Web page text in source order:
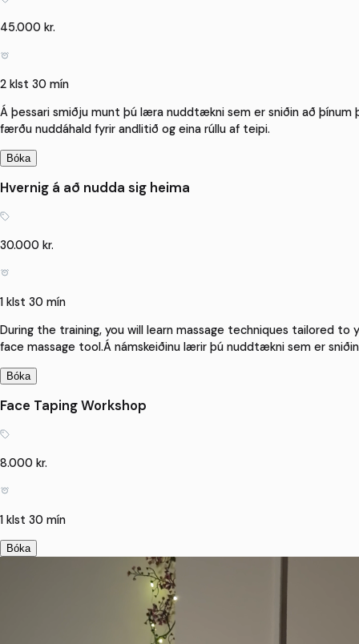
45.000 kr.
2 klst 30 mín
Á þessari smiðju munt þú læra nuddtækni sem er sniðin að þínum
færðu nuddáhald fyrir andlitið og eina rúllu af teipi.
Bóka
Hvernig á að nudda sig heima
30.000 kr.
1 klst 30 mín
During the training, you will learn massage techniques tailored to
face massage tool.Á námskeiðinu lærir þú nuddtækni sem er
Bóka
Face Taping Workshop
8.000 kr.
1 klst 30 mín
Bóka